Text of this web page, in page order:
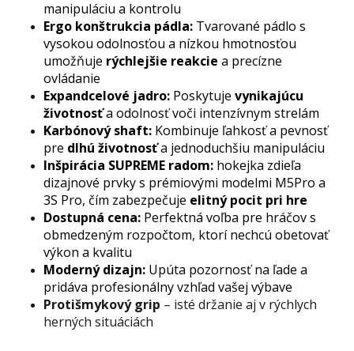
manipuláciu a kontrolu
Ergo konštrukcia pádla: Tvarované pádlo s
vysokou odolnosťou a nízkou hmotnosťou
umožňuje rýchlejšie reakcie a precízne
ovládanie
Expandcelové jadro: Poskytuje vynikajúcu
životnosťa odolnosť voči intenzívnym strelám
Karbónový shaft: Kombinuje ľahkosť a pevnosť
pre dlhú životnosťa jednoduchšiu manipuláciu
Inšpirácia SUPREME radom: hokejka zdieľa
dizajnové prvky s prémiovými modelmi M5Pro a
3S Pro, čím zabezpečuje elitný pocit pri hre
Dostupná cena: Perfektná voľba pre hráčov s
obmedzeným rozpočtom, ktorí nechcú obetovať
výkon a kvalitu
Moderný dizajn: Upúta pozornosť na ľade a
pridáva profesionálny vzhľad vašej výbave
Protišmykový grip – isté držanie aj v rýchlych
herných situáciách